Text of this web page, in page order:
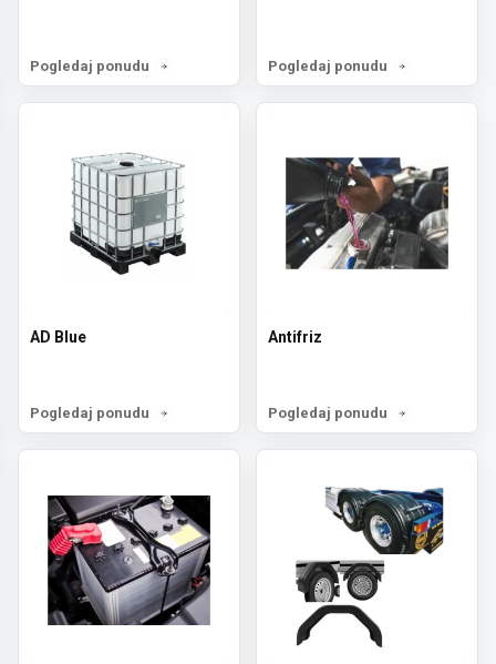
Pogledaj ponudu Pogledaj ponudu
AD Blue
Pogledaj ponudu
Antifriz
Pogledaj ponudu